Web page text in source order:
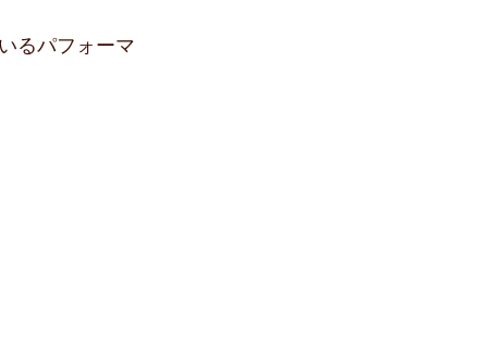
るパフォーマ